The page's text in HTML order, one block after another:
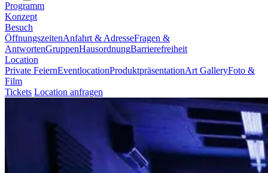
Programm
Konzept
Besuch
ÖffnungszeitenAnfahrt & AdresseFragen &
AntwortenGruppenHausordnungBarrierefreiheit
Location
Private FeiernEventlocationProduktpräsentationArt GalleryFoto &
Film
Tickets Location anfragen